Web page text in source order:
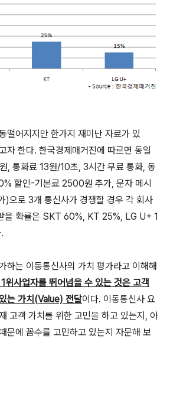
떨어지지만 한가지 재미난 자료가 있
자 한다. 한국경제매거진에 따르면 동일
, 통화료 13원/10초, 3시간 무료 통화, 동
할인-기본료 2500원 추가, 문자 메시
으로 3개 통신사가 경쟁할 경우 각 회사
을 확률은 SKT 60%, KT 25%, LG U+ 1
하는 이동통신사의 가치 평가라고 이해해
위사업자를 뛰어넘을 수 있는 것은 고객
는 가치(Value) 전달이다. 이동통신사 요
고객 가치를 위한 고민을 하고 있는지, 아
문에 꼼수를 고민하고 있는지 자문해 보